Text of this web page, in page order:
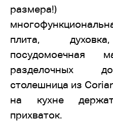
размера!)
плита,
посудомоечная
разделочных
столешница из
на кухне
прихваток.